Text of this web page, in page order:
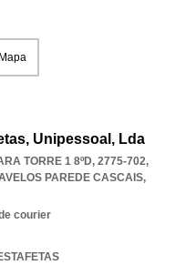
Unipessoal, Lda
TORRE 1 8ºD, 2775-702,
PAREDE CASCAIS,
courier